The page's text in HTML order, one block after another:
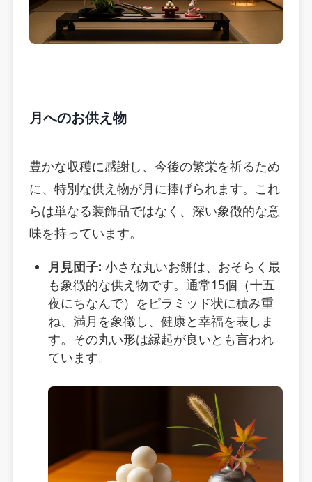
月へのお供え物
豊かな収穫に感謝し、今後の繁栄を祈るため
に、特別な供え物が月に捧げられます。これ
らは単なる装飾品ではなく、深い象徴的な意
味を持っています。
月見団子: 小さな丸いお餅は、おそらく最
も象徴的な供え物です。通常15個（十五
夜にちなんで）をピラミッド状に積み重
ね、満月を象徴し、健康と幸福を表しま
す。その丸い形は縁起が良いとも言われ
ています。